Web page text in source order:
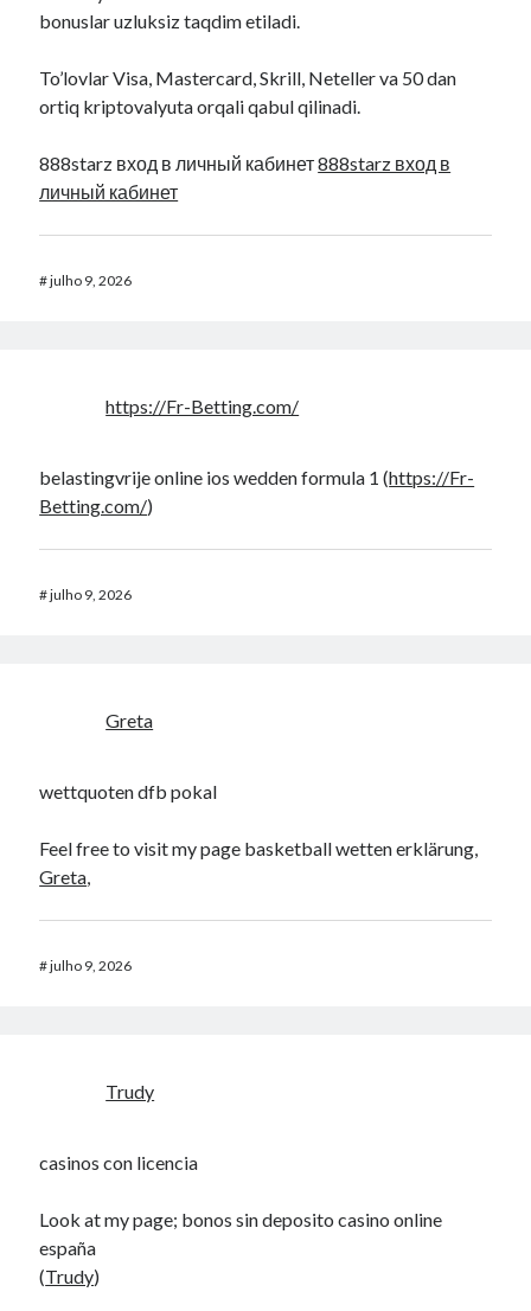
bonuslar uzluksiz taqdim etiladi.
To’lovlar Visa, Mastercard, Skrill, Neteller va 50 dan
ortiq kriptovalyuta orqali qabul qilinadi.
888starz вход в личный кабинет888starz вход в
личный кабинет
#julho 9, 2026
https://Fr-Betting.com/
belastingvrije online ios wedden formula 1 (https://Fr-
Betting.com/)
#julho 9, 2026
Greta
wettquoten dfb pokal
Feel free to visit my page basketball wetten erklärung,
Greta,
#julho 9, 2026
Trudy
casinos con licencia
Look at my page; bonos sin deposito casino online
españa
(Trudy)